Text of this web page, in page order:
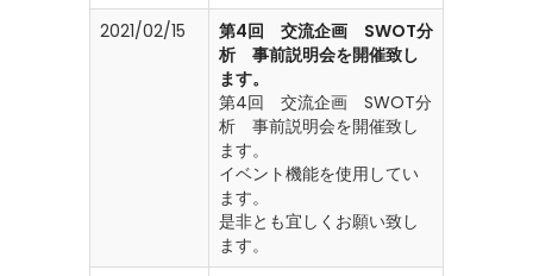
2021/02/15
第4回 交流企画 SWOT分
析 事前説明会を開催致し
ます。
第4回 交流企画 SWOT分
析 事前説明会を開催致し
ます。
イベント機能を使用してい
ます。
是非とも宜しくお願い致し
ます。